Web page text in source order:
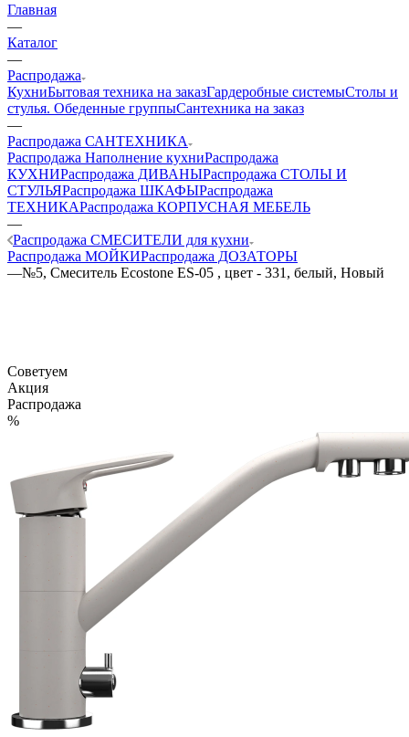
Главная
—
Каталог
—
Распродажа
КухниБытовая техника на заказГардеробные системыСтолы и
стулья. Обеденные группыСантехника на заказ
—
Распродажа САНТЕХНИКА
Распродажа Наполнение кухниРаспродажа
КУХНИРаспродажа ДИВАНЫРаспродажа СТОЛЫ И
СТУЛЬЯРаспродажа ШКАФЫРаспродажа
ТЕХНИКАРаспродажа КОРПУСНАЯ МЕБЕЛЬ
—
Распродажа СМЕСИТЕЛИ для кухни
Распродажа МОЙКИРаспродажа ДОЗАТОРЫ
—№5, Смеситель Ecostone ES-05 , цвет - 331, белый, Новый
Советуем
Акция
Распродажа
%